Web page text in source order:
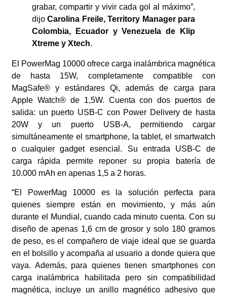
grabar, compartir y vivir cada gol al máximo”,
dijoCarolina Freile, Territory Manager para
Colombia, Ecuador y Venezuela de Klip
Xtreme y Xtech.
El PowerMag 10000 ofrece carga inalámbrica magnética
de hasta 15W, completamente compatible con
MagSafe® y estándares Qi, además de carga para
Apple Watch® de 1,5W. Cuenta con dos puertos de
salida: un puerto USB-C con Power Delivery de hasta
20W y un puerto USB-A, permitiendo cargar
simultáneamente el smartphone, la tablet, el smartwatch
o cualquier gadget esencial. Su entrada USB-C de
carga rápida permite reponer su propia batería de
10.000 mAh en apenas 1,5 a 2 horas.
“El PowerMag 10000 es la solución perfecta para
quienes siempre están en movimiento, y más aún
durante el Mundial, cuando cada minuto cuenta. Con su
diseño de apenas 1,6 cm de grosor y solo 180 gramos
de peso, es el compañero de viaje ideal que se guarda
en el bolsillo y acompaña al usuario a donde quiera que
vaya. Además, para quienes tienen smartphones con
carga inalámbrica habilitada pero sin compatibilidad
magnética, incluye un anillo magnético adhesivo que